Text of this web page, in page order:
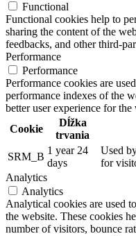
Functional
Functional cookies help to
sharing the content of the
feedbacks, and other third-
Performance
Performance
Performance cookies are
performance indexes of the
better user experience for the
Cookie
Dĺžka
trvania
SRM_B
1 year 24
days
Used
for
Analytics
Analytics
Analytical cookies are used
the website. These cookies
number of visitors, bounce